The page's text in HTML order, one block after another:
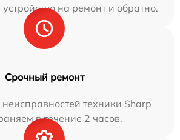
на ремонт и обратно.
Срочный ремонт
техники Sharp
в течение 2 часов.